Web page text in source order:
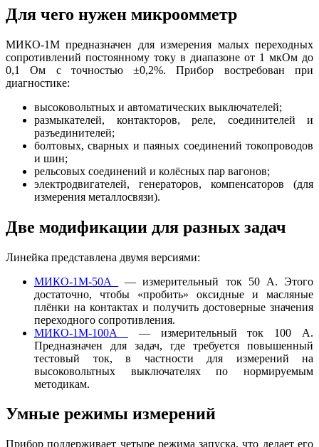
Для чего нужен микроомметр
МИКО‑1М предназначен для измерения малых переходных
сопротивлений постоянному току в диапазоне от 1 мкОм до
0,1 Ом с точностью ±0,2%. Прибор востребован при
диагностике:
высоковольтных и автоматических выключателей;
размыкателей, контакторов, реле, соединителей и
разъединителей;
болтовых, сварных и паяных соединений токопроводов
и шин;
рельсовых соединений и колёсных пар вагонов;
электродвигателей, генераторов, компенсаторов (для
измерения металлосвязи).
Две модификации для разных задач
Линейка представлена двумя версиями:
МИКО‑1М‑50А
— измерительный ток 50 А. Этого
достаточно, чтобы «пробить» оксидные и масляные
плёнки на контактах и получить достоверные значения
переходного сопротивления.
МИКО‑1М‑100А
— измерительный ток 100 А.
Предназначен для задач, где требуется повышенный
тестовый ток, в частности для измерений на
высоковольтных выключателях по нормируемым
методикам.
Умные режимы измерений
Прибор поддерживает четыре режима запуска, что делает его